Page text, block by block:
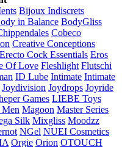
Bijoux Indiscrets
in Balance BodyGliss
Cobeco
Creative Conceptions
Erecto Cock Essentials Eros
Of Love Fleshlight Flutschi
ID Lube Intimate Intimate
Joydivision Joydrops Joyride
Games LIEBE Toys
Magoon Master Series
Silk Mixgliss Moodzz
NGel NUEI Cosmetics
Orgie Orion OTOUCH